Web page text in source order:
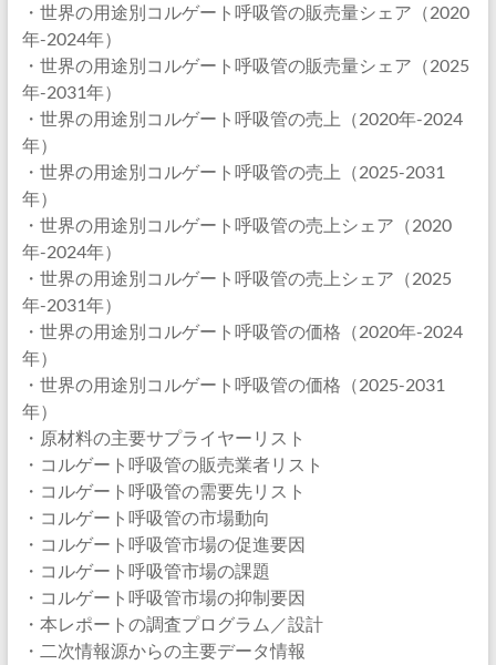
・世界の用途別コルゲート呼吸管の販売量シェア（2020
年-2024年）
・世界の用途別コルゲート呼吸管の販売量シェア（2025
年-2031年）
・世界の用途別コルゲート呼吸管の売上（2020年-2024
年）
・世界の用途別コルゲート呼吸管の売上（2025-2031
年）
・世界の用途別コルゲート呼吸管の売上シェア（2020
年-2024年）
・世界の用途別コルゲート呼吸管の売上シェア（2025
年-2031年）
・世界の用途別コルゲート呼吸管の価格（2020年-2024
年）
・世界の用途別コルゲート呼吸管の価格（2025-2031
年）
・原材料の主要サプライヤーリスト
・コルゲート呼吸管の販売業者リスト
・コルゲート呼吸管の需要先リスト
・コルゲート呼吸管の市場動向
・コルゲート呼吸管市場の促進要因
・コルゲート呼吸管市場の課題
・コルゲート呼吸管市場の抑制要因
・本レポートの調査プログラム／設計
・二次情報源からの主要データ情報